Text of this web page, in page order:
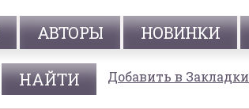
АВТОРЫ НОВИНКИ
Добавить в Закладки